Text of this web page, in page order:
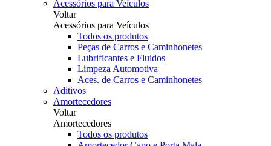
Acessórios para Veículos
Voltar
Acessórios para Veículos
Todos os produtos
Peças de Carros e Caminhonetes
Lubrificantes e Fluidos
Limpeza Automotiva
Aces. de Carros e Caminhonetes
Aditivos
Amortecedores
Voltar
Amortecedores
Todos os produtos